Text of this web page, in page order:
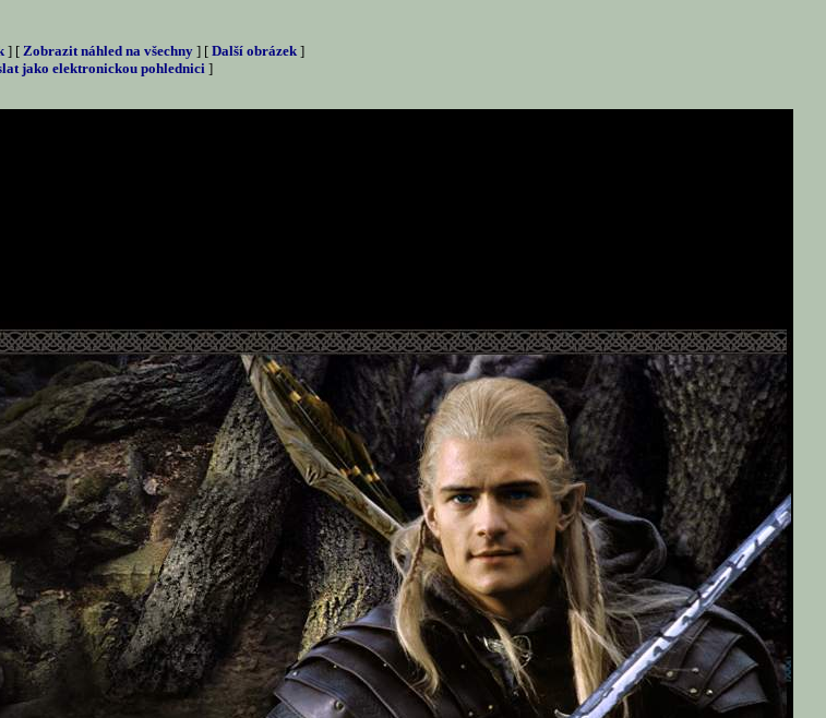
] [ Zobrazit náhled na všechny ] [ Další obrázek ]
jako elektronickou pohlednici]